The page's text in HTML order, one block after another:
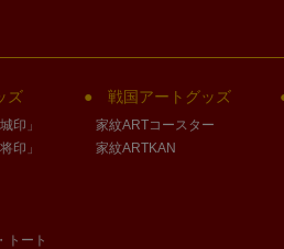
ズ
印」
印」
トート
戦国アートグッズ
家紋ARTコースター
家紋ARTKAN